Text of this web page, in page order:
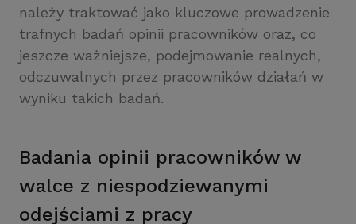
należy traktować jako kluczowe prowadzenie
trafnych badań opinii pracowników oraz, co
jeszcze ważniejsze, podejmowanie realnych,
odczuwalnych przez pracowników działań w
wyniku takich badań.
Badania opinii pracowników w
walce z niespodziewanymi
odejściami z pracy